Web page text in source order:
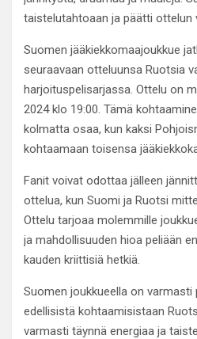
taistelutahtoaan ja päätti ottelun
Suomen jääkiekkomaajoukkue
seuraavaan otteluunsa Ruotsia
harjoituspelisarjassa. Ottelu on
2024 klo 19:00. Tämä
kolmatta osaa, kun kaksi
kohtaamaan toisensa
Fanit voivat odottaa jälleen
ottelua, kun Suomi ja Ruotsi
Ottelu tarjoaa molemmille
ja mahdollisuuden hioa peliään
kauden kriittisiä hetkiä.
Suomen joukkueella on varmasti
edellisistä kohtaamisistaan
varmasti täynnä energiaa ja